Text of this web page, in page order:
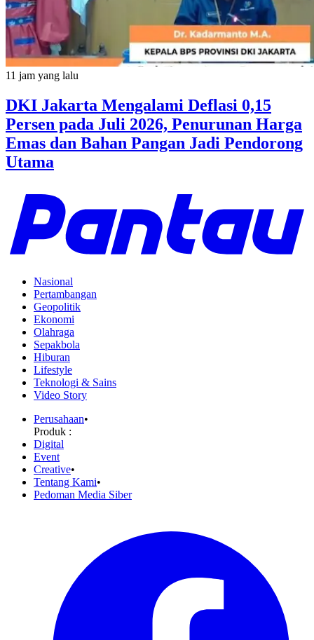
11 jam yang lalu
DKI Jakarta Mengalami Deflasi 0,15
Persen pada Juli 2026, Penurunan Harga
Emas dan Bahan Pangan Jadi Pendorong
Utama
Nasional
Pertambangan
Geopolitik
Ekonomi
Olahraga
Sepakbola
Hiburan
Lifestyle
Teknologi & Sains
Video Story
Perusahaan•
Produk :
Digital
Event
Creative•
Tentang Kami•
Pedoman Media Siber